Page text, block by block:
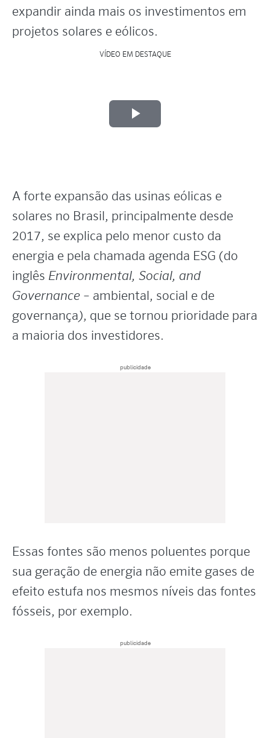
expandir ainda mais os investimentos em
projetos solares e eólicos.
Play
A forte expansão das usinas eólicas e
solares no Brasil, principalmente desde
2017, se explica pelo menor custo da
energia e pela chamada agenda ESG (do
inglês Environmental, Social, and
Governance – ambiental, social e de
governança), que se tornou prioridade para
a maioria dos investidores.
publicidade
Essas fontes são menos poluentes porque
sua geração de energia não emite gases de
efeito estufa nos mesmos níveis das fontes
fósseis, por exemplo.
publicidade